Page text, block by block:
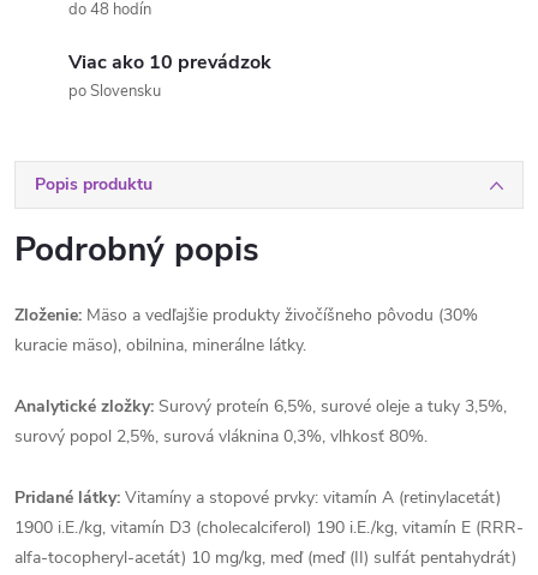
do 48 hodín
Viac ako 10 prevádzok
po Slovensku
Popis produktu
Podrobný popis
Zloženie: Mäso a vedľajšie produkty živočíšneho pôvodu (30%
kuracie mäso), obilnina, minerálne látky.
Analytické zložky: Surový proteín 6,5%, surové oleje a tuky 3,5%,
surový popol 2,5%, surová vláknina 0,3%, vlhkosť 80%.
Pridané látky: Vitamíny a stopové prvky: vitamín A (retinylacetát)
1900 i.E./kg, vitamín D3 (cholecalciferol) 190 i.E./kg, vitamín E (RRR-
alfa-tocopheryl-acetát) 10 mg/kg, meď (meď (II) sulfát pentahydrát)